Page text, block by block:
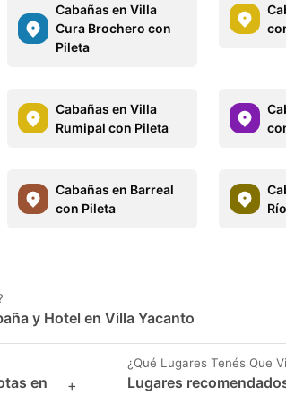
Cabañas en Villa
Cura Brochero con
Pileta
Cabañas en Villa
Rumipal con Pileta
Cabañas en Barreal
con Pileta
y Hotel en Villa Yacanto
en
+
¿Qué Lugares Tenés Que
Lugares